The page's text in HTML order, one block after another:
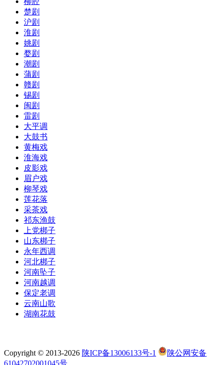
楚剧
沪剧
淮剧
姚剧
婺剧
潮剧
蒲剧
赣剧
锡剧
闽剧
雷剧
大平调
大鼓书
黄梅戏
淮海戏
皮影戏
眉户戏
柳琴戏
莲花落
采茶戏
祁东渔鼓
上党梆子
山东梆子
永年西调
河北梆子
河南坠子
河南越调
保定老调
云南山歌
湖南花鼓
Copyright © 2013-2026 陕ICP备13006133号-1
陕公网安备
61042702001045号